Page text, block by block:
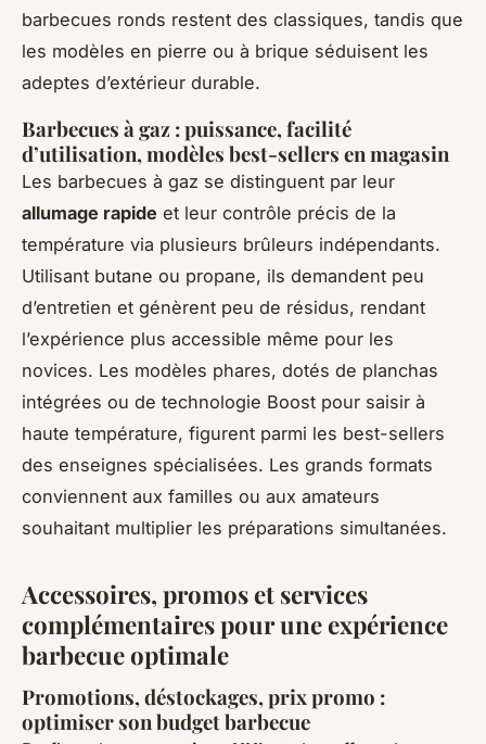
barbecues ronds restent des classiques, tandis que
les modèles en pierre ou à brique séduisent les
adeptes d’extérieur durable.
Barbecues à gaz : puissance, facilité
d’utilisation, modèles best-sellers en magasin
Les barbecues à gaz se distinguent par leur
allumage rapide et leur contrôle précis de la
température via plusieurs brûleurs indépendants.
Utilisant butane ou propane, ils demandent peu
d’entretien et génèrent peu de résidus, rendant
l’expérience plus accessible même pour les
novices. Les modèles phares, dotés de planchas
intégrées ou de technologie Boost pour saisir à
haute température, figurent parmi les best-sellers
des enseignes spécialisées. Les grands formats
conviennent aux familles ou aux amateurs
souhaitant multiplier les préparations simultanées.
Accessoires, promos et services
complémentaires pour une expérience
barbecue optimale
Promotions, déstockages, prix promo :
optimiser son budget barbecue